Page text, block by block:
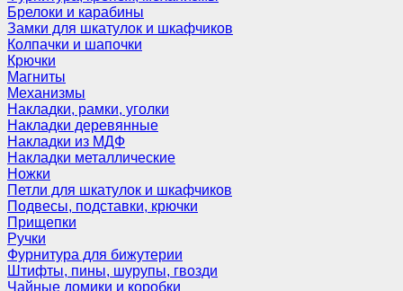
Брелоки и карабины
Замки для шкатулок и шкафчиков
Колпачки и шапочки
Крючки
Магниты
Механизмы
Накладки, рамки, уголки
Накладки деревянные
Накладки из МДФ
Накладки металлические
Ножки
Петли для шкатулок и шкафчиков
Подвесы, подставки, крючки
Прищепки
Ручки
Фурнитура для бижутерии
Штифты, пины, шурупы, гвозди
Чайные домики и коробки